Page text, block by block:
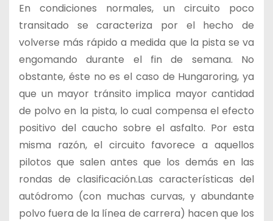
En condiciones normales, un circuito poco
transitado se caracteriza por el hecho de
volverse más rápido a medida que la pista se va
engomando durante el fin de semana. No
obstante, éste no es el caso de Hungaroring, ya
que un mayor tránsito implica mayor cantidad
de polvo en la pista, lo cual compensa el efecto
positivo del caucho sobre el asfalto. Por esta
misma razón, el circuito favorece a aquellos
pilotos que salen antes que los demás en las
rondas de clasificación.Las características del
autódromo (con muchas curvas, y abundante
polvo fuera de la línea de carrera) hacen que los